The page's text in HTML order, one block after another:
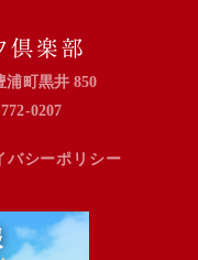
町黒井 850
0207
バシーポリシー